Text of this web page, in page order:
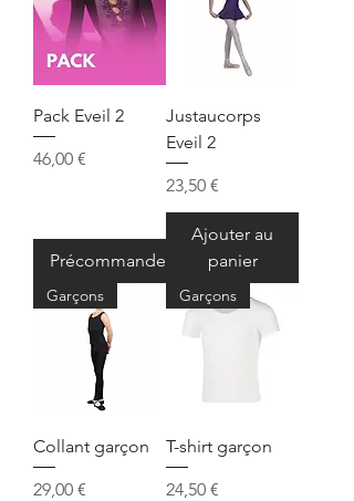
Pack Eveil 2
Prix
46,00 €
Précommander
Justaucorps
Eveil 2
Prix
23,50 €
Ajouter au
panier
Garçons
Collant garçon
Prix
29,00 €
Garçons
T-shirt garçon
Prix
24,50 €